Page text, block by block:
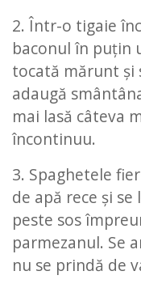
2. Într-o tigaie
baconul în puţin
tocată mărunt şi
adaugă
mai lasă câteva
încontinuu.
3. Spaghetele
de apă rece şi se
peste sos
parmezanul. Se
nu se prindă de